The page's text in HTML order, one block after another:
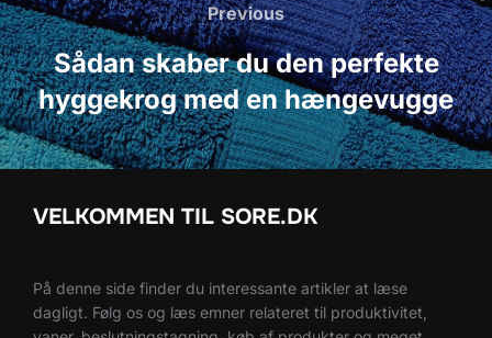
Previous
Previous
Sådan skaber du den perfekte
hyggekrog med en hængevugge
VELKOMMEN TIL SORE.DK
På denne side finder du interessante artikler at læse
dagligt. Følg os og læs emner relateret til produktivitet,